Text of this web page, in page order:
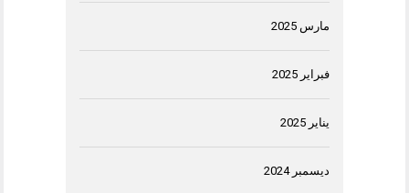
مارس 2025
فبراير 2025
يناير 2025
ديسمبر 2024